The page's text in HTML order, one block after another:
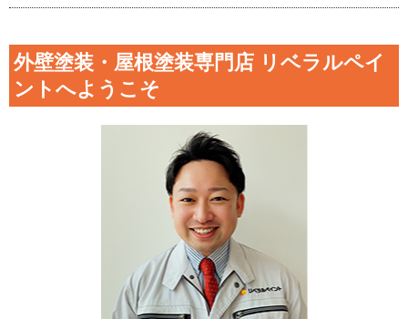
外壁塗装・屋根塗装専門店 リベラルペイ
ントへようこそ